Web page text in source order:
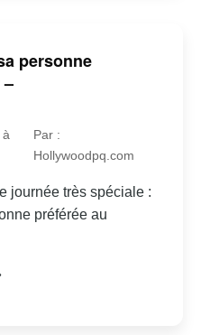
personne
Par :
Hollywoodpq.com
journée très spéciale :
préférée au